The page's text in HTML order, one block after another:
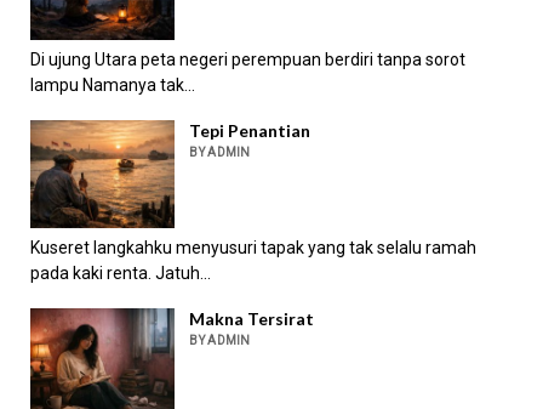
Di ujung Utara peta negeri perempuan berdiri tanpa sorot
lampu Namanya tak...
Tepi Penantian
BY ADMIN
Kuseret langkahku menyusuri tapak yang tak selalu ramah
pada kaki renta. Jatuh...
Makna Tersirat
BY ADMIN